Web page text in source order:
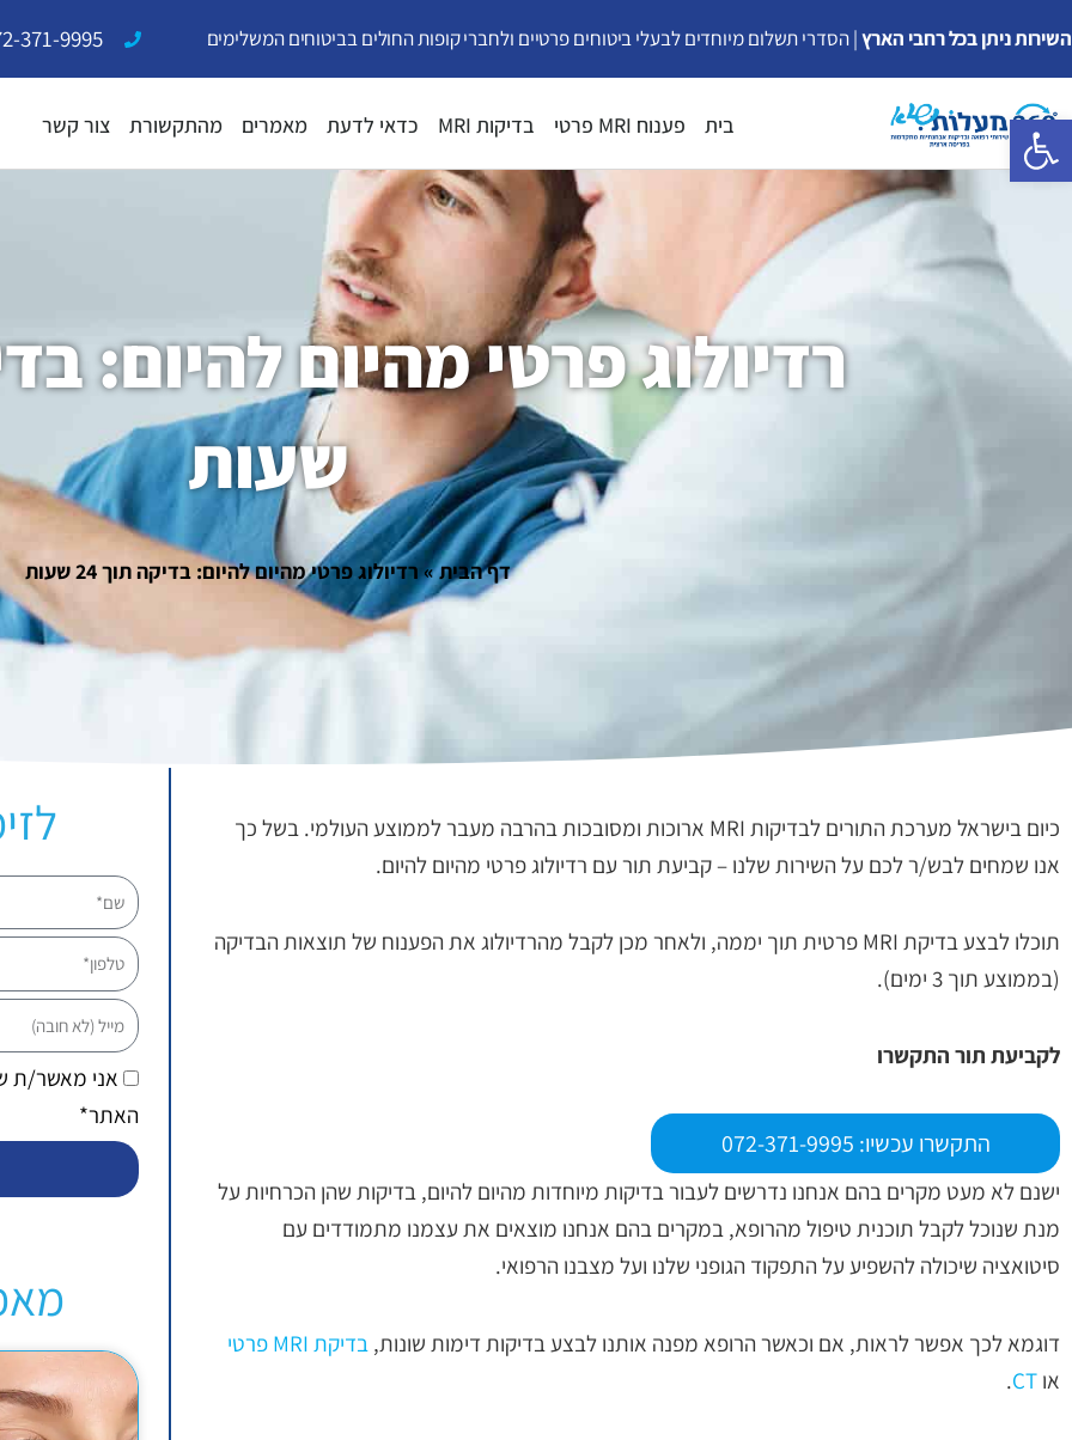
לתוכן
השירות ניתן בכל רחבי הארץ| הסדרי תשלום מיוחדים לבעלי ביטוחים פרטיים ולחברי קופות החולים בביטוחים המשלימים 371-9995
בית פענוח MRI פרטי בדיקות MRI כדאי לדעת מאמרים מהתקשורת צור קשר
שעות
דף הבית»רדיולוג פרטי מהיום להיום: בדיקה תוך 24 שעות
כיום בישראל מערכת התורים לבדיקות MRI ארוכות ומסובכות בהרבה מעבר לממוצע העולמי. בשל כך
אנו שמחים לבש/ר לכם על השירות שלנו – קביעת תור עם רדיולוג פרטי מהיום להיום.
תוכלו לבצע בדיקת MRI פרטית תוך יממה, ולאחר מכן לקבל מהרדיולוג את הפענוח של תוצאות הבדיקה
(בממוצע תוך 3 ימים).
לקביעת תור התקשרו
התקשרו עכשיו: 072-371-9995
ישנם לא מעט מקרים בהם אנחנו נדרשים לעבור בדיקות מיוחדות מהיום להיום, בדיקות שהן הכרחיות על
מנת שנוכל לקבל תוכנית טיפול מהרופא, במקרים בהם אנחנו מוצאים את עצמנו מתמודדים עם
סיטואציה שיכולה להשפיע על התפקוד הגופני שלנו ועל מצבנו הרפואי.
דוגמא לכך אפשר לראות, אם וכאשר הרופא מפנה אותנו לבצע בדיקות דימות שונות, בדיקת MRI פרטי
או CT
.
שם
טלפון
מייל
אני מאשר/ת
האתר*
פתח סרגל נגישות